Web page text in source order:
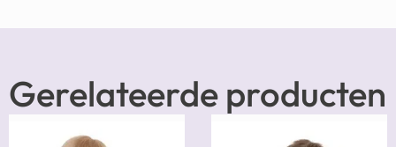
Gerelateerde producten